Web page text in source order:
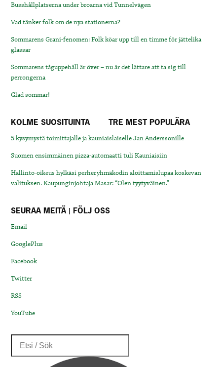
Busshållplatserna under broarna vid Tunnelvägen
Vad tänker folk om de nya stationerna?
Sommarens Grani-fenomen: Folk köar upp till en timme för jättelika
glassar
Sommarens tåguppehåll är över – nu är det lättare att ta sig till
perrongerna
Glad sommar!
KOLME SUOSITUINTA TRE MEST POPULÄRA
5 kysymystä toimittajalle ja kauniaislaiselle Jan Anderssonille
Suomen ensimmäinen pizza-automaatti tuli Kauniaisiin
Hallinto-oikeus hylkäsi perheryhmäkodin aloittamislupaa koskevan
valituksen. Kaupunginjohtaja Masar: “Olen tyytyväinen.”
SEURAA MEITÄ | FÖLJ OSS
Email
GooglePlus
Facebook
Twitter
RSS
YouTube